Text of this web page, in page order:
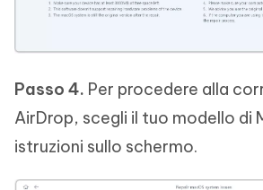
Passo 4. Per procedere alla
AirDrop, scegli il tuo modello di
istruzioni sullo schermo.